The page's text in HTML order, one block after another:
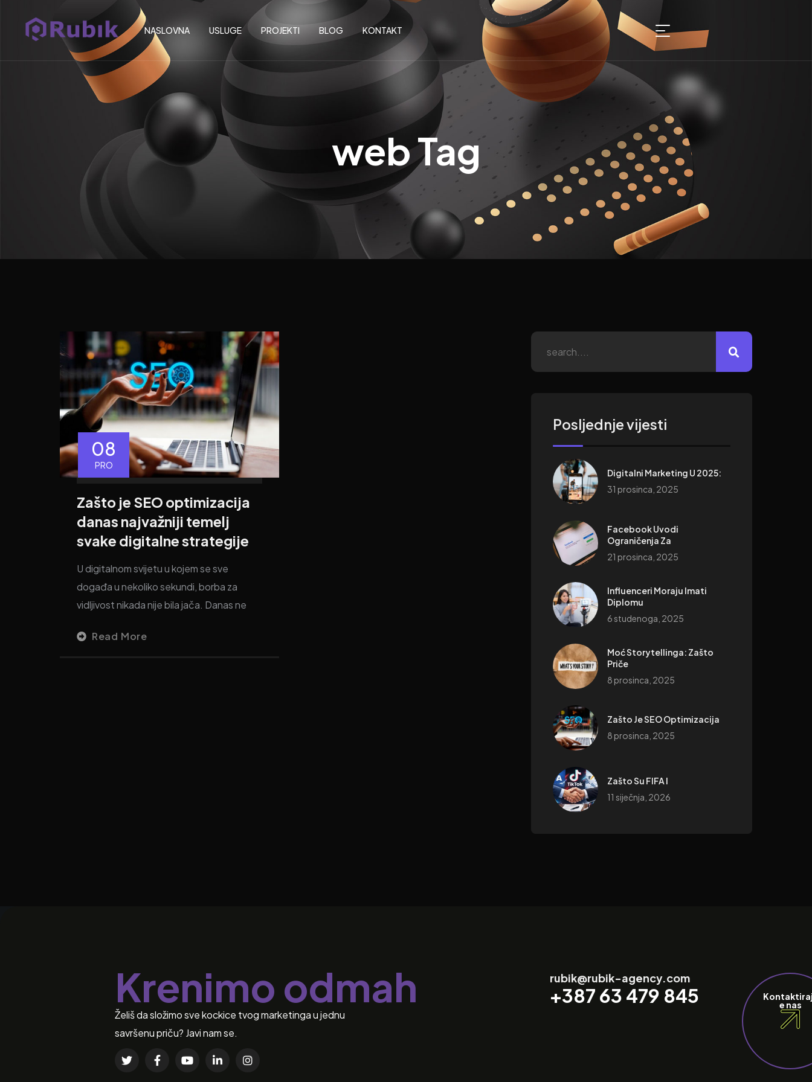
NASLOVNA USLUGE PROJEKTI BLOG KONTAKT
web Tag
08
PRO
Zašto je SEO optimizacija
danas najvažniji temelj
svake digitalne strategije
U digitalnom svijetu u kojem se sve
događa u nekoliko sekundi, borba za
vidljivost nikada nije bila jača. Danas ne
Read More
Posljednje vijesti
Digitalni Marketing U 2025:
31 prosinca, 2025
Facebook Uvodi
Ograničenja Za
21 prosinca, 2025
Influenceri Moraju Imati
Diplomu
6 studenoga, 2025
Moć Storytellinga: Zašto
Priče
8 prosinca, 2025
Zašto Je SEO Optimizacija
8 prosinca, 2025
Zašto Su FIFA I
11 siječnja, 2026
Krenimo odmah
Želiš da složimo sve kockice tvog marketinga u jednu
savršenu priču? Javi nam se.
rubik@rubik-agency.com
+387 63 479 845 e nas